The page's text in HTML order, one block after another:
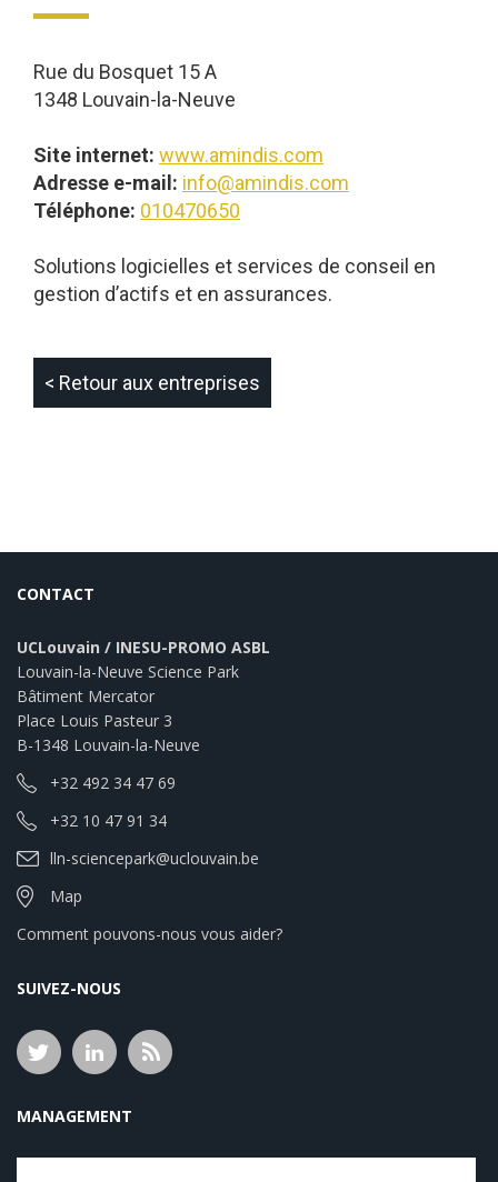
Rue du Bosquet 15 A
1348 Louvain-la-Neuve
Site internet: www.amindis.com
Adresse e-mail: info@amindis.com
Téléphone: 010470650
Solutions logicielles et services de conseil en
gestion d’actifs et en assurances.
< Retour aux entreprises
CONTACT
UCLouvain / INESU-PROMO ASBL
Louvain-la-Neuve Science Park
Bâtiment Mercator
Place Louis Pasteur 3
B-1348 Louvain-la-Neuve
+32 492 34 47 69
+32 10 47 91 34
lln-sciencepark@uclouvain.be
Map
Comment pouvons-nous vous aider?
SUIVEZ-NOUS
MANAGEMENT